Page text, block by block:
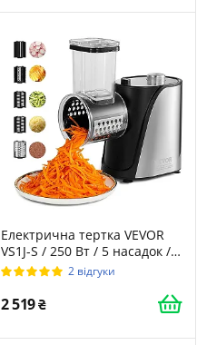
Електрична тертка VEVOR
VS1J-S / 250 Вт / 5 насадок /
функція овочерізки /
2 відгуки
2 519